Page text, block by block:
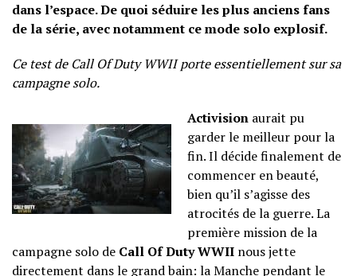
dans l’espace. De quoi séduire les plus anciens fans
de la série, avec notamment ce mode solo explosif.
Ce test de Call Of Duty WWII porte essentiellement sur sa
campagne solo.
Activision aurait pu
garder le meilleur pour la
fin. Il décide finalement de
commencer en beauté,
bien qu’il s’agisse des
atrocités de la guerre. La
première mission de la
campagne solo de Call Of Duty WWII nous jette
directement dans le grand bain: la Manche pendant le